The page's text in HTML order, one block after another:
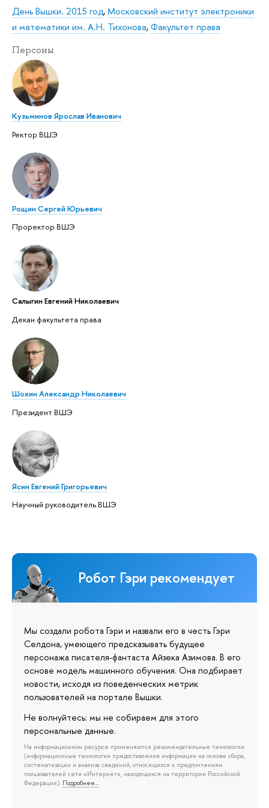
День Вышки. 2015 год,Московский институт электроники
и математики им. А.Н. Тихонова,Факультет права
Персоны
Кузьминов Ярослав Иванович
Ректор ВШЭ
Рощин Сергей Юрьевич
Проректор ВШЭ
Салыгин Евгений Николаевич
Декан факультета права
Шохин Александр Николаевич
Президент ВШЭ
Ясин Евгений Григорьевич
Научный руководитель ВШЭ
Робот Гэри рекомендует
Мы создали робота Гэри и назвали его в честь Гэри
Селдона, умеющего предсказывать будущее
персонажа писателя-фантаста Айзека Азимова. В его
основе модель машинного обучения. Она подбирает
новости, исходя из поведенческих метрик
пользователей на портале Вышки.
Не волнуйтесь: мы не собираем для этого
персональные данные.
На информационном ресурсе применяются рекомендательные технологии
(информационные технологии предоставления информации на основе сбора,
систематизации и анализа сведений, относящихся к предпочтениям
пользователей сети «Интернет», находящихся на территории Российской
Федерации). Подробнее…